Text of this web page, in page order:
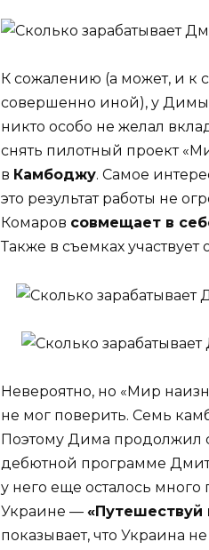
К сожалению (а может, и к
совершенно иной), у Димы
никто особо не желал
снять пилотный проект
в Камбоджу. Самое
это результат работы не
Комаров совмещает в
Также в съемках
Невероятно, но «Мир
не мог поверить. Семь
Поэтому Дима продолжил
дебютной программе
у него еще осталось
Украине —
показывает, что Украина